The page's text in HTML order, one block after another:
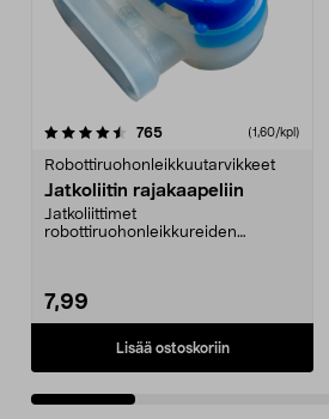
765arvostelut (1,60/kpl)
Robottiruohonleikkuutarvikkeet
Jatkoliitin rajakaapeliin
Jatkoliittimet
robottiruohonleikkureiden
7,99
Lisää ostoskoriin
4.5 viidestä